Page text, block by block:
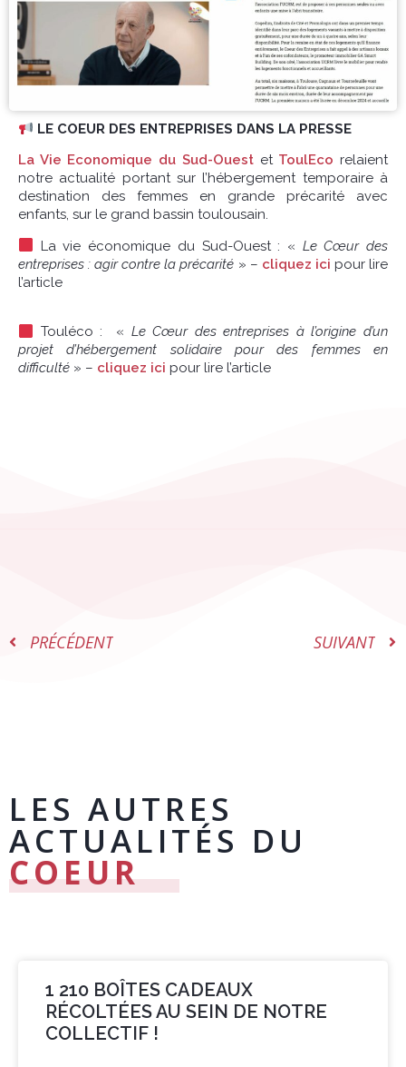
LE COEUR DES ENTREPRISES DANS LA PRESSE
La Vie Economique du Sud-Ouestet ToulEco relaient
notre actualité portant sur l’hébergement temporaire à
destination des femmes en grande précarité avec
enfants, sur le grand bassin toulousain.
La vie économique du Sud-Ouest : « Le Cœur des
entreprises : agir contre la précarité » – cliquez ici pour lire
l’article
Touléco : « Le Cœur des entreprises à l’origine d’un
projet d’hébergement solidaire pour des femmes en
difficulté » – cliquez ici pour lire l’article
PRÉCÉDENT SUIVANT
LES AUTRES
ACTUALITÉS DU
COEUR
1 210 BOÎTES CADEAUX
RÉCOLTÉES AU SEIN DE NOTRE
COLLECTIF !